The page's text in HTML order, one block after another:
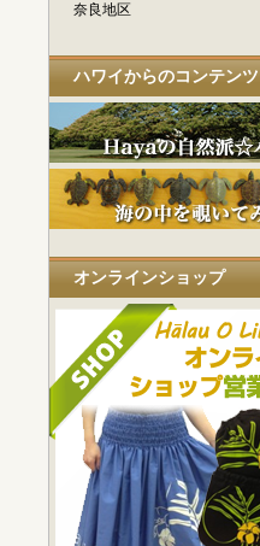
奈良地区
ハワイからのコンテンツ
オンラインショップ